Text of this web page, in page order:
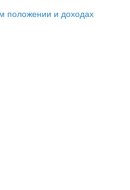
положении и доходах